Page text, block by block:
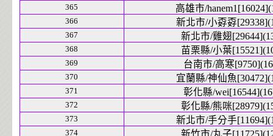
365 高雄市/
366 新北市/小孬孬
367 新北市/雞翅
368 苗栗縣/小葉
369 台南市/高寒
370 宜蘭縣/神仙魚
371 彰化縣/
372 彰化縣/熊咪
373 新北市/手分手
374 新竹市/丸子